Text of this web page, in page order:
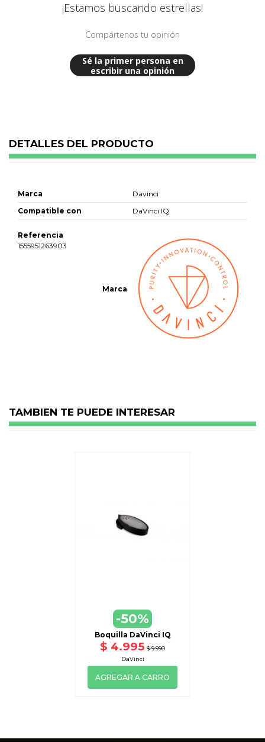
¡Estamos buscando estrellas!
Compártenos tu opinión
Sé la primer persona en
escribir una opinión
DETALLES DEL PRODUCTO
Marca
Davinci
Compatible con
DaVinci IQ
Marca
Referencia
1555951263903
TAMBIEN TE PUEDE INTERESAR
-50%
Boquilla DaVinci IQ
$ 4.995 $ 9.990
DaVinci
AGREGAR A CARRO